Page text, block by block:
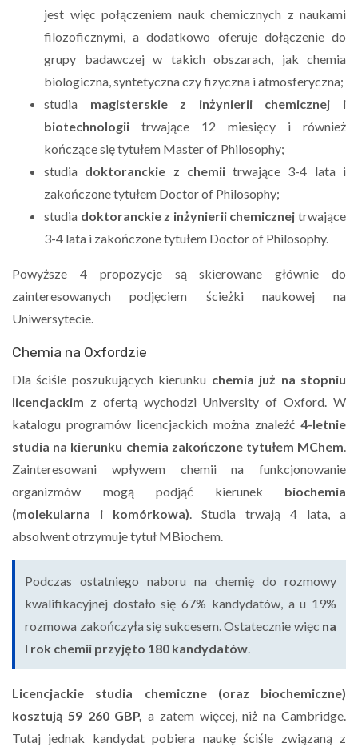
jest więc połączeniem nauk chemicznych z naukami
filozoficznymi, a dodatkowo oferuje dołączenie do
grupy badawczej w takich obszarach, jak chemia
biologiczna, syntetyczna czy fizyczna i atmosferyczna;
studia magisterskie z inżynierii chemicznej i
biotechnologii trwające 12 miesięcy i również
kończące się tytułem Master of Philosophy;
studia doktoranckie z chemiitrwające 3-4 lata i
zakończone tytułem Doctor of Philosophy;
studia doktoranckie z inżynierii chemicznej trwające
3-4 lata i zakończone tytułem Doctor of Philosophy.
Powyższe 4 propozycje są skierowane głównie do
zainteresowanych podjęciem ścieżki naukowej na
Uniwersytecie.
Chemia na Oxfordzie
Dla ściśle poszukujących kierunku chemia już na stopniu
licencjackim z ofertą wychodzi University of Oxford. W
katalogu programów licencjackich można znaleźć 4-letnie
studia na kierunku chemia zakończone tytułem MChem
Zainteresowani wpływem chemii na funkcjonowanie
organizmów mogą podjąć kierunek biochemia
(molekularna i komórkowa) . Studia trwają 4 lata, a
absolwent otrzymuje tytuł MBiochem.
Podczas ostatniego naboru na chemię do rozmowy
kwalifikacyjnej dostało się 67% kandydatów, a u 19%
rozmowa zakończyła się sukcesem. Ostatecznie więc na
I rok chemii przyjęto 180 kandydatów
Licencjackie studia chemiczne (oraz biochemiczne)
kosztują 59 260 GBP, a zatem więcej, niż na Cambridge.
Tutaj jednak kandydat pobiera naukę ściśle związaną z